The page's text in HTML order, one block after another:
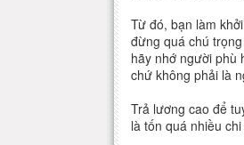
Từ đó, bạn làm
đừng quá chú
hãy nhớ người phù
chứ không phải là
Trả lương cao để
là tốn quá nhiều